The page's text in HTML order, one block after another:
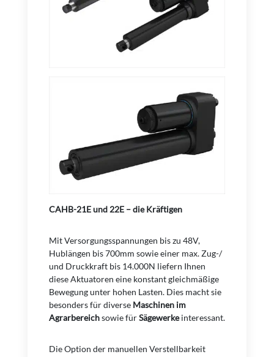
CAHB-21E und 22E – die Kräftigen
Mit Versorgungsspannungen bis zu 48V,
Hublängen bis 700mm sowie einer max. Zug-/
und Druckkraft bis 14.000N liefern Ihnen
diese Aktuatoren eine konstant gleichmäßige
Bewegung unter hohen Lasten. Dies macht sie
besonders für diverse Maschinen im
Agrarbereichsowie fürSägewerkeinteressant.
Die Option der manuellen Verstellbarkeit